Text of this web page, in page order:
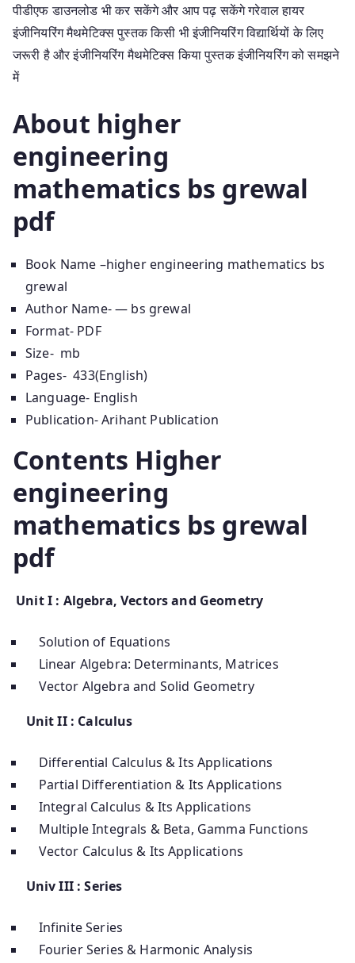
पीडीएफ डाउनलोड भी कर सकेंगे और आप पढ़ सकेंगे गरेवाल हायर
इंजीनियरिंग मैथमेटिक्स पुस्तक किसी भी इंजीनियरिंग विद्यार्थियों के लिए
जरूरी है और इंजीनियरिंग मैथमेटिक्स किया पुस्तक इंजीनियरिंग को समझने
में
About higher
engineering
mathematics bs grewal
pdf
Book Name –higher engineering mathematics bs
grewal
Author Name- — bs grewal
Format- PDF
Size- mb
Pages- 433(English)
Language- English
Publication- Arihant Publication
Contents Higher
engineering
mathematics bs grewal
pdf
Unit I : Algebra, Vectors and Geometry
Solution of Equations
Linear Algebra: Determinants, Matrices
Vector Algebra and Solid Geometry
Unit II : Calculus
Differential Calculus & Its Applications
Partial Differentiation & Its Applications
Integral Calculus & Its Applications
Multiple Integrals & Beta, Gamma Functions
Vector Calculus & Its Applications
Univ III : Series
Infinite Series
Fourier Series & Harmonic Analysis